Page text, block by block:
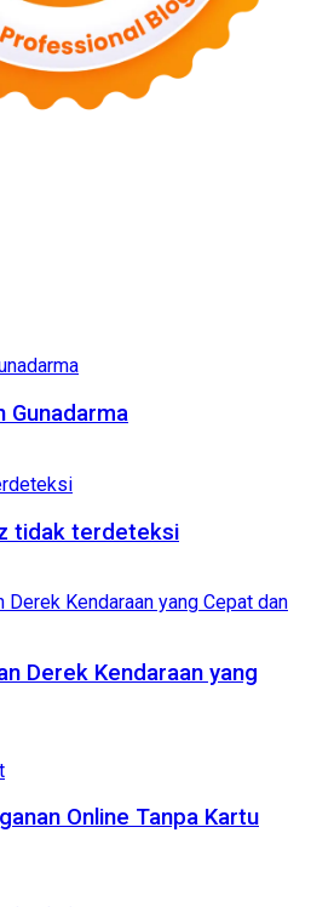
Gunadarma
tidak terdeteksi
Derek Kendaraan yang
Online Tanpa Kartu